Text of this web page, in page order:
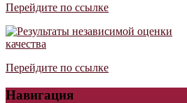
Перейдите по ссылке
Перейдите по ссылке
Навигация